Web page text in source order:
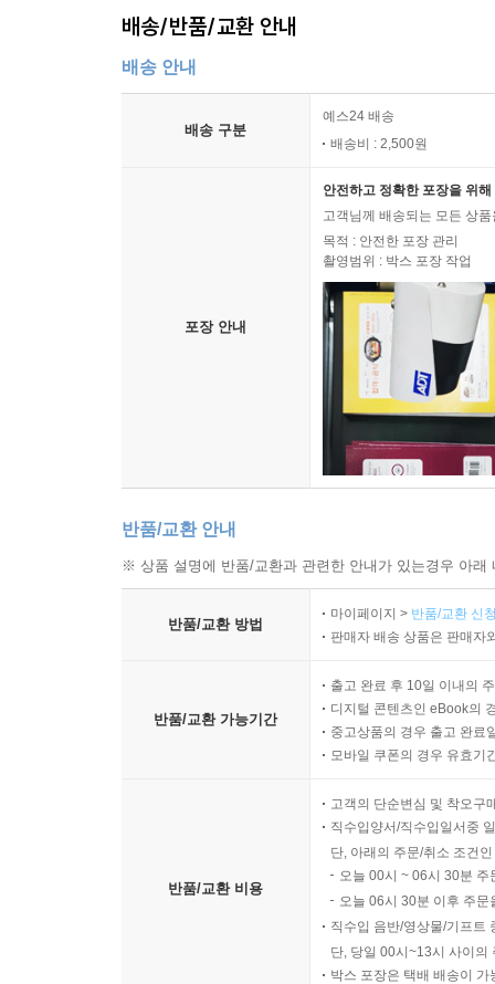
배송/반품/교환 안내
배송 안내
배송 구분
예스24 배송
배송비 : 2,500원
포장 안내
안전하고 정확한 포장을 위
고객님께 배송되는 모든 상
목적 : 안전한 포장 관리
촬영범위 : 박스 포장 작업
반품/교환 안내
※ 상품 설명에 반품/교환과 관련한 안내가 있는경우 아
반품/교환 방법
마이페이지 > 반품/교환 신
판매자 배송 상품은 판매자
반품/교환 가능기간
출고 완료 후 10일 이내의
디지털 콘텐츠인 eBook의
중고상품의 경우 출고 완료
모바일 쿠폰의 경우 유효기
반품/교환 비용
고객의 단순변심 및 착오구
직수입양서/직수입일서중
단, 아래의 주문/취소 조건
오늘 00시 ~ 06시 30분
오늘 06시 30분 이후 주
직수입 음반/영상물/기프트
단, 당일 00시~13시 사이의
박스 포장은 택배 배송이